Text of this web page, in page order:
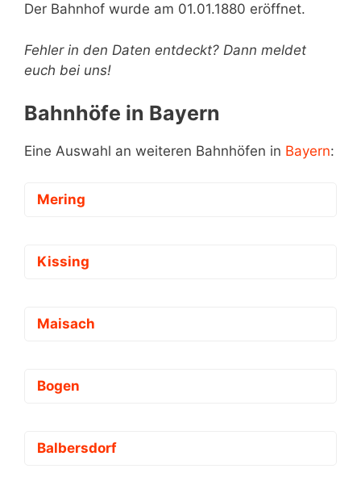
Der Bahnhof wurde am 01.01.1880 eröffnet.
Fehler in den Daten entdeckt? Dann meldet
euch bei uns!
Bahnhöfe in Bayern
Eine Auswahl an weiteren Bahnhöfen in Bayern:
Mering
Kissing
Maisach
Bogen
Balbersdorf